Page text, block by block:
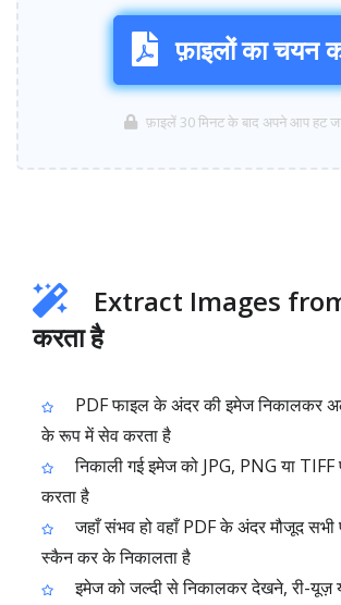
फ़ाइलों का चयन
फ़ाइलें 30 मिनट के बाद अपने आप हट
Extract Images from
करता है
PDF फाइल के अंदर की इमेज निकालकर
के रूप में सेव करता है
निकाली गई इमेज को JPG, PNG या TIFF
करता है
जहाँ संभव हो वहाँ PDF के अंदर मौजूद सभी
स्कैन कर के निकालता है
इमेज को जल्दी से निकालकर देखने, री-यूज़